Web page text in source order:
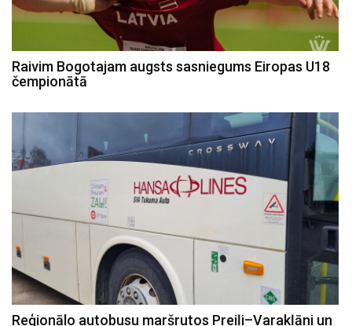
Raivim Bogotajam augsts sasniegums Eiropas U18
čempionātā
Reģionālo autobusu maršrutos Preiļi–Varakļāni un